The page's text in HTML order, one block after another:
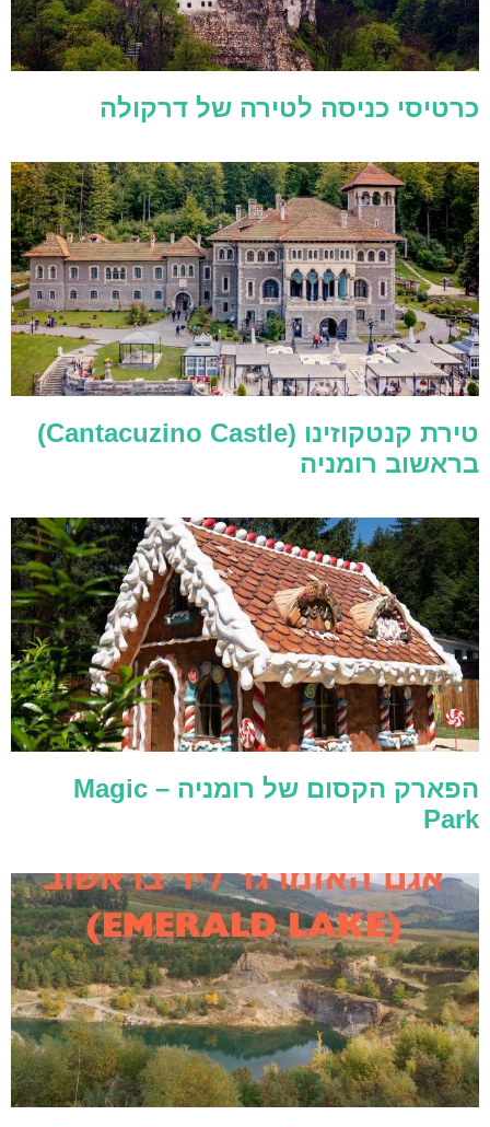
כרטיסי כניסה לטירה של דרקולה
טירת קנטקוזינו (Cantacuzino Castle)
בראשוב רומניה
הפארק הקסום של רומניה – Magic
Park